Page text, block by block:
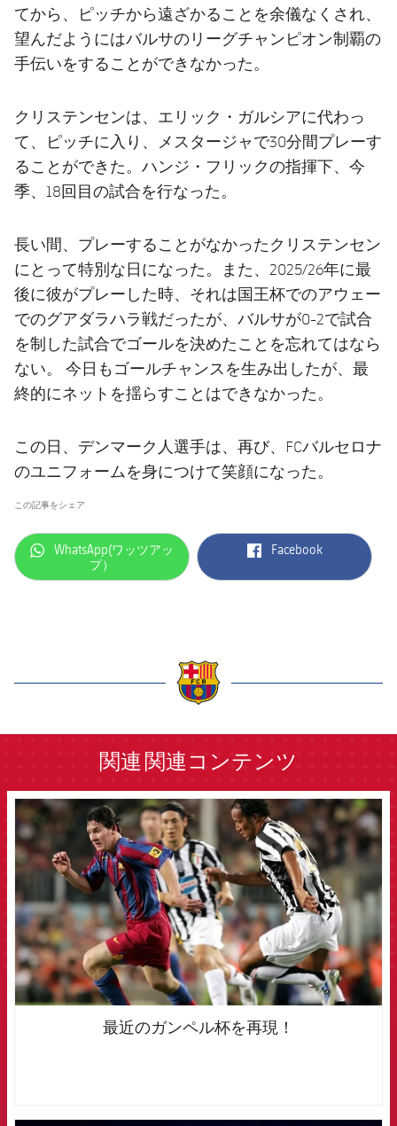
結果
順位表
てから、ピッチから遠ざかることを余儀なくされ、
望んだようにはバルサのリーグチャンピオン制覇の
手伝いをすることができなかった。
クリステンセンは、エリック・ガルシアに代わっ
て、ピッチに入り、メスタージャで30分間プレーす
ることができた。ハンジ・フリックの指揮下、今
季、18回目の試合を行なった。
長い間、プレーすることがなかったクリステンセン
にとって特別な日になった。また、2025/26年に最
後に彼がプレーした時、それは国王杯でのアウェー
でのグアダラハラ戦だったが、バルサが0-2で試合
を制した試合でゴールを決めたことを忘れてはなら
ない。 今日もゴールチャンスを生み出したが、最
終的にネットを揺らすことはできなかった。
この日、デンマーク人選手は、再び、FCバルセロナ
のユニフォームを身につけて笑顔になった。
この記事をシェア
label.aria.whatsapp
WhatsApp(ワッツアッ
プ）
label.aria.facebook
Facebook
関連 関連コンテンツ
FCB Barcelona badge
最近のガンペル杯を再現！